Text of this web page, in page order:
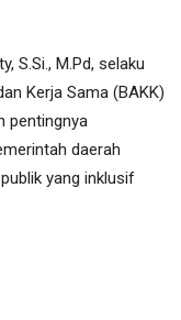
S.Si., M.Pd, selaku
Kerja Sama (BAKK)
pentingnya
daerah
yang inklusif